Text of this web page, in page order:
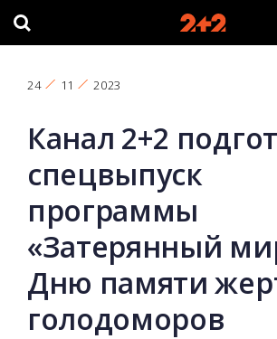
24 11 2023
Канал 2+2
спецвыпуск
программы
«Затерянный
Дню памяти
голодоморов